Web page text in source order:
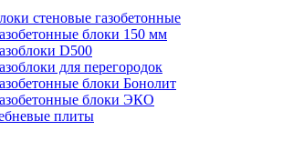
стеновые газобетонные
блоки 150 мм
D500
для перегородок
блоки Бонолит
блоки ЭКО
плиты